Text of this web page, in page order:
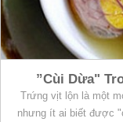
”Cùi Dừa"
Trứng vịt lộn là một
nhưng ít ai biết được